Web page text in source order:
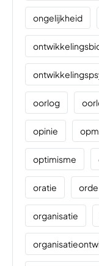
ongelijkheid
oorlog
opinie
optimisme
oratie orde
organisatie